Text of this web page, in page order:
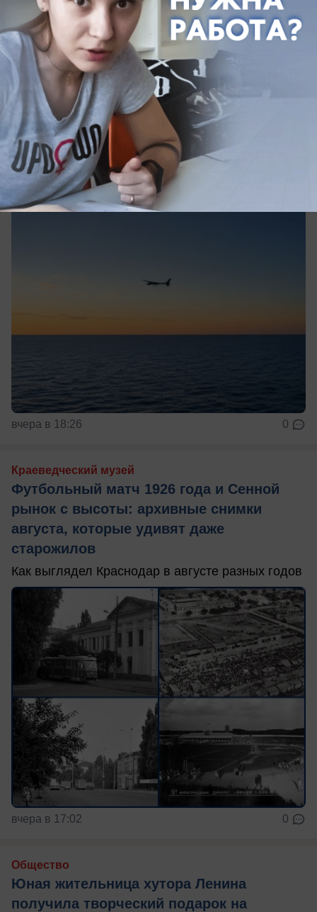
вчера в 19:25
Происшествия
Погибли два человека: беспилотник
ударил по жилому дому в Керчи
Два человека погибли при налете БПЛА на Крым
вчера в 18:26 0
Краеведческий музей
Футбольный матч 1926 года и Сенной
рынок с высоты: архивные снимки
августа, которые удивят даже
старожилов
Как выглядел Краснодар в августе разных годов
вчера в 17:02 0
Общество
Юная жительница хутора Ленина
получила творческий подарок на